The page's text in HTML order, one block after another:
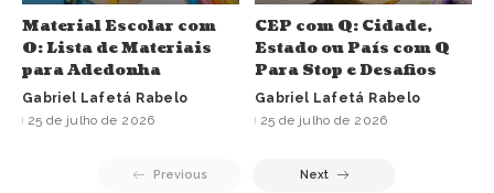
Material Escolar com
O: Lista de Materiais
para Adedonha
Gabriel Lafetá Rabelo
25 de julho de 2026
CEP com Q: Cidade,
Estado ou País com Q
Para Stop e Desafios
Gabriel Lafetá Rabelo
25 de julho de 2026
Previous Next